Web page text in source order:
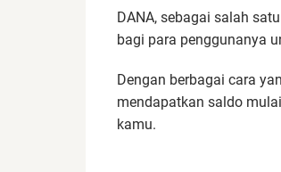
DANA, sebagai salah
bagi para penggunanya
Dengan berbagai cara
mendapatkan saldo
kamu.